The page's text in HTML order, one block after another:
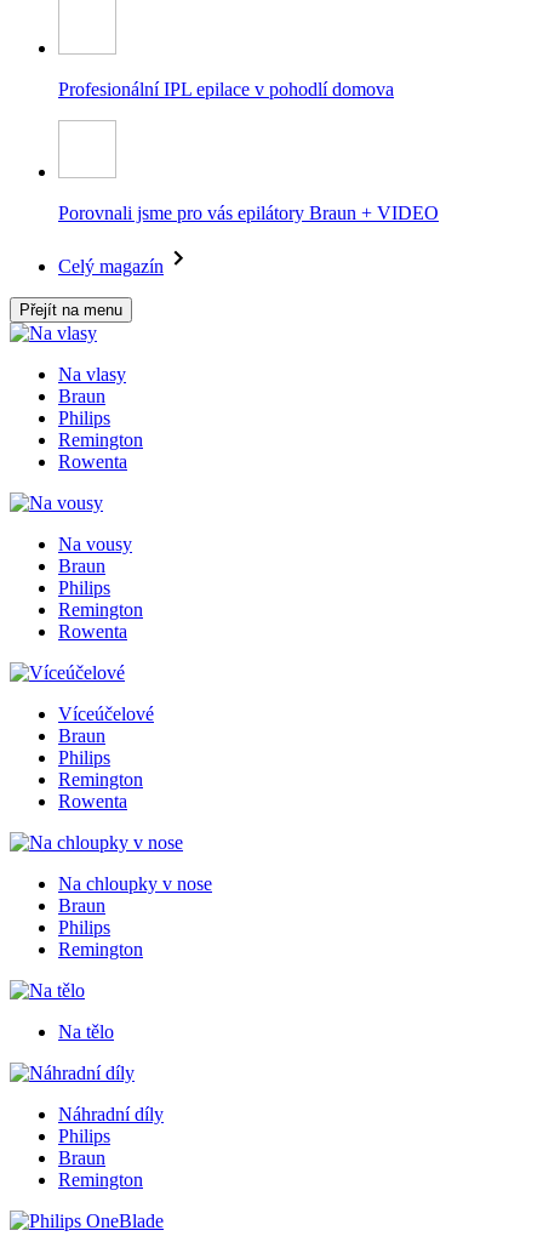
Profesionální IPL epilace v pohodlí domova
Porovnali jsme pro vás epilátory Braun + VIDEO
Celý magazín
Přejít na menu
Na vlasy
Braun
Philips
Remington
Rowenta
Na vousy
Braun
Philips
Remington
Rowenta
Víceúčelové
Braun
Philips
Remington
Rowenta
Na chloupky v nose
Braun
Philips
Remington
Na tělo
Náhradní díly
Philips
Braun
Remington